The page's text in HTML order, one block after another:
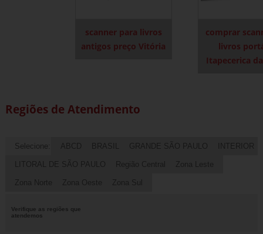
scanner para livros
antigos preço Vitória
comprar
livros
Itapecerica
Regiões de Atendimento
Selecione: ABCD BRASIL GRANDE SÃO PAULO INTERIOR
LITORAL DE SÃO PAULO Região Central Zona Leste
Zona Norte Zona Oeste Zona Sul
Verifique as regiões que
atendemos